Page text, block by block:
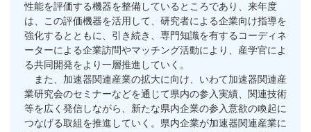
性能を評価する機器を整備しているところであり、来年度
は、この評価機器を活用して、研究者による企業向け指導を
強化するとともに、引き続き、専門知識を有するコーディネ
ーターによる企業訪問やマッチング活動により、産学官によ
る共同開発をより一層推進していく。
また、加速器関連産業の拡大に向け、いわて加速器関連産
業研究会のセミナーなどを通じて県内の参入実績、関連技術
等を広く発信しながら、新たな県内企業の参入意欲の喚起に
つなげる取組を推進していく。県内企業が加速器関連産業に